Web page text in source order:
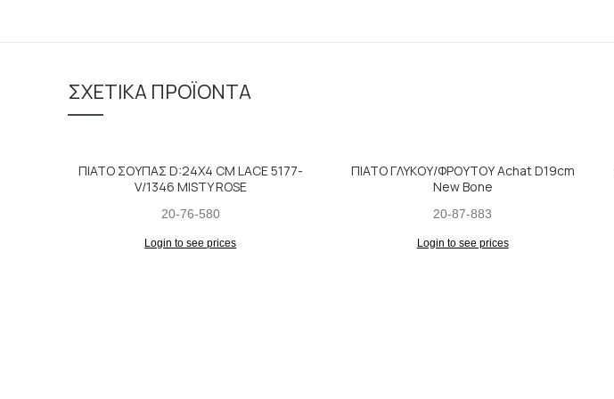
ΣΧΕΤΙΚΆ ΠΡΟΪΌΝΤΑ
ΠΙΑΤΟ ΣΟΥΠΑΣ D:24X4 CM LACE 5177-
V/1346 MISTY ROSE
20-76-580
Login to see prices
ΠΙΑΤΟ ΓΛΥΚΟΥ/ΦΡΟΥΤΟΥ Achat D19cm
New Bone
20-87-883
Login to see prices